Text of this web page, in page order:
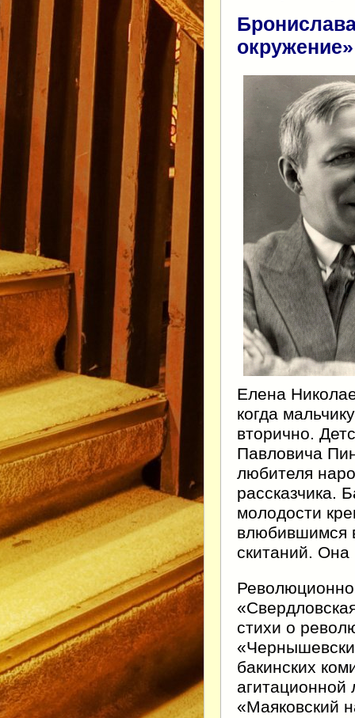
окружение»
Елена
когда
вторично.
Павловича
любителя
рассказчика.
молодости
влюбившимся
скитаний.
стихи о
бакинских
агитационной
«Маяковский